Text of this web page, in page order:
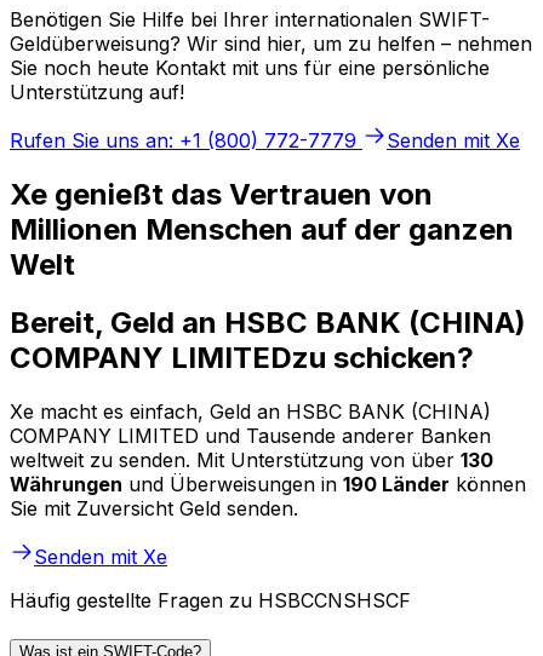
Benötigen Sie Hilfe bei Ihrer internationalen SWIFT-
Geldüberweisung? Wir sind hier, um zu helfen – nehmen
Sie noch heute Kontakt mit uns für eine persönliche
Unterstützung auf!
Rufen Sie uns an: +1 (800) 772-7779
Senden mit Xe
Xe genießt das Vertrauen von
Millionen Menschen auf der ganzen
Welt
Bereit, Geld an HSBC BANK (CHINA)
COMPANY LIMITEDzu schicken?
Xe macht es einfach, Geld an HSBC BANK (CHINA)
COMPANY LIMITED und Tausende anderer Banken
weltweit zu senden. Mit Unterstützung von über 130
Währungen und Überweisungen in 190 Länder können
Sie mit Zuversicht Geld senden.
Senden mit Xe
Häufig gestellte Fragen zu HSBCCNSHSCF
Was ist ein SWIFT-Code?